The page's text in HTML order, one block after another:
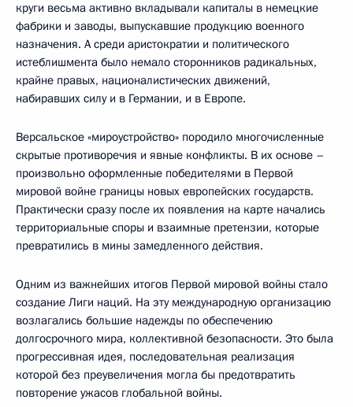
круги весьма активно вкладывали капиталы в немецкие
фабрики и заводы, выпускавшие продукцию военного
назначения. А среди аристократии и политического
истеблишмента было немало сторонников радикальных,
крайне правых, националистических движений,
набиравших силу и в Германии, и в Европе.
Версальское «мироустройство» породило многочисленные
скрытые противоречия и явные конфликты. В их основе –
произвольно оформленные победителями в Первой
мировой войне границы новых европейских государств.
Практически сразу после их появления на карте начались
территориальные споры и взаимные претензии, которые
превратились в мины замедленного действия.
Одним из важнейших итогов Первой мировой войны стало
создание Лиги наций. На эту международную организацию
возлагались большие надежды по обеспечению
долгосрочного мира, коллективной безопасности. Это была
прогрессивная идея, последовательная реализация
которой без преувеличения могла бы предотвратить
повторение ужасов глобальной войны.